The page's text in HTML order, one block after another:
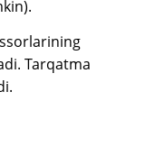
Tarqatma